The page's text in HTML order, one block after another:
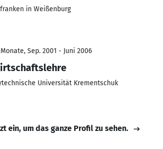
in Weißenburg
Sep. 2001 - Juni 2006
Universität Krementschuk
ein, um das ganze Profil zu sehen.